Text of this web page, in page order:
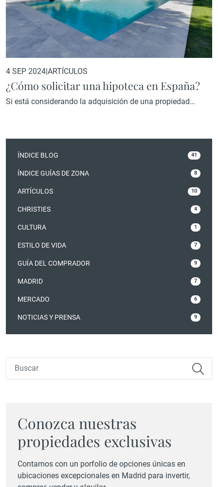
4 SEP 2024|ARTÍCULOS
¿Cómo solicitar una hipoteca en España?
Si está considerando la adquisición de una propiedad
compra a través de una hipoteca. Aunque muchos
pagos al contado, optar por una hipoteca puede ser una
estrategia financiera…
ÍNDICE BLOG 41
ÍNDICE GUÍAS DE ZONA 8
ARTÍCULOS 10
CHRISTIES 4
CULTURA 1
ESTILO DE VIDA 7
GUÍA DEL COMPRADOR 9
MADRID 7
MERCADO 6
NOTICIAS Y PRENSA 9
Conozca nuestras
propiedades exclusivas
Contamos con un porfolio de opciones únicas en
ubicaciones excepcionales en Madrid para invertir,